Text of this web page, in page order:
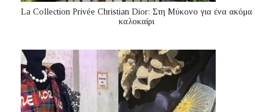
La Collection Privée Christian Dior: Στη Μύκονο για ένα ακόμα
καλοκαίρι